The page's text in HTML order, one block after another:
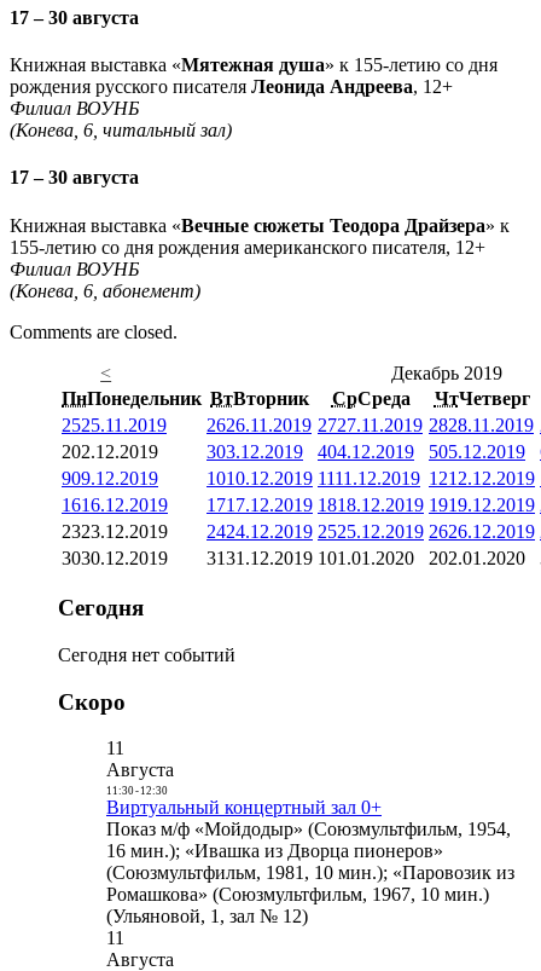
17 – 30 августа
Книжная выставка «Мятежная душа» к 155-летию со дня
рождения русского писателя Леонида Андреева, 12+
Филиал ВОУНБ
(Конева, 6, читальный зал)
17 – 30 августа
Книжная выставка «Вечные сюжеты Теодора Драйзера» к
155-летию со дня рождения американского писателя, 12+
Филиал ВОУНБ
(Конева, 6, абонемент)
Comments are closed.
<
Декабрь 2019
ПнПонедельник ВтВторник СрСреда ЧтЧетверг
2525.11.2019 2626.11.2019 2727.11.2019 2828.11.2019
202.12.2019 303.12.2019 404.12.2019 505.12.2019
909.12.2019 1010.12.2019 1111.12.2019 1212.12.2019
1616.12.2019 1717.12.2019 1818.12.2019 1919.12.2019
2323.12.2019 2424.12.2019 2525.12.2019 2626.12.2019
3030.12.2019 3131.12.2019 101.01.2020 202.01.2020
Сегодня
Сегодня нет событий
Скоро
11
Августа
11:30- 12:30
Виртуальный концертный зал 0+
Показ м/ф «Мойдодыр» (Союзмультфильм, 1954,
16 мин.); «Ивашка из Дворца пионеров»
(Союзмультфильм, 1981, 10 мин.); «Паровозик из
Ромашкова» (Союзмультфильм, 1967, 10 мин.)
(Ульяновой, 1, зал № 12)
11
Августа